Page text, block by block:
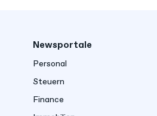
Newsportale
Personal
Steuern
Finance